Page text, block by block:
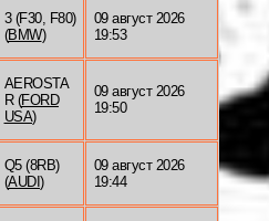
3 (F30, F80)
(BMW)
09 август 2026
19:53
AEROSTA
R (FORD
USA)
09 август 2026
19:50
Q5 (8RB)
(AUDI )
09 август 2026
19:44